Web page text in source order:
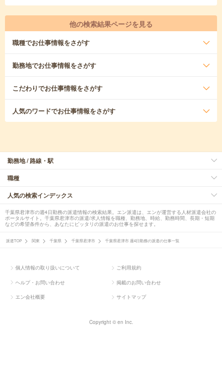
他の検索結果ページを見る
職種でお仕事情報をさがす
勤務地でお仕事情報をさがす
こだわりでお仕事情報をさがす
人気のワードでお仕事情報をさがす
勤務地 / 路線・駅
職種
人気の検索インデックス
千葉県君津市の週4日勤務の派遣情報の検索結果。エン派遣は、エンが運営する人材派遣会社の
ポータルサイト。千葉県君津市の派遣/求人情報を職種、勤務地、時給、勤務時間、長期・短期
などの希望条件から、あなたにピッタリの派遣のお仕事を探せます。
派遣TOP 関東 千葉県 千葉県君津市 千葉県君津市 週4日勤務の派遣の仕事一覧
個人情報の取り扱いについて ご利用規約
ヘルプ・お問い合わせ 掲載のお問い合わせ
エン会社概要 サイトマップ
Copyright © en Inc.